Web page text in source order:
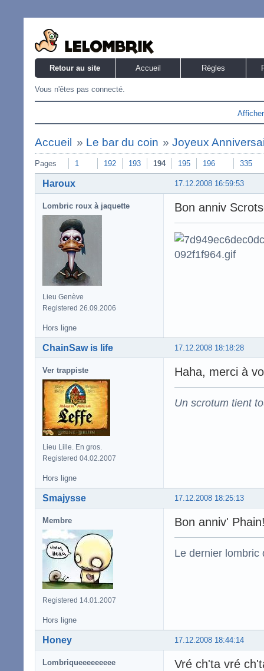
Retour au site Accueil Règles
Vous n'êtes pas connecté.
Accueil » Le bar du coin »Joyeux
Pages 1 192 193 194 195 196 335
17.12.2008 16:59:53
Haroux
Lombric roux à jaquette
Lieu Genève
Registered 26.09.2006
Bon anniv
Hors ligne
17.12.2008 18:18:28
ChainSaw is life
Ver trappiste
Lieu Lille. En gros.
Registered 04.02.2007
Haha, merci à
Un scrotum tient
Hors ligne
17.12.2008 18:25:13
Smajysse
Membre
Registered 14.01.2007
Bon anniv'
Le dernier lombric
Hors ligne
17.12.2008 18:44:14
Honey
Lombriqueeeeeeeee
Vré ch'ta vré